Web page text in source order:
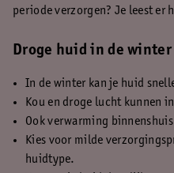
periode verzorgen? Je leest er
Droge huid in de
In de winter kan je huid
Kou en droge lucht kunnen
Ook verwarming
Kies voor milde
huidtype.